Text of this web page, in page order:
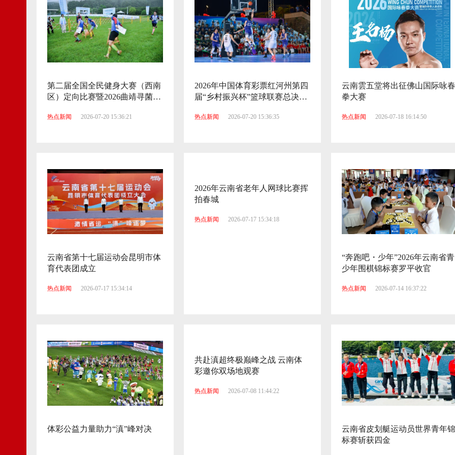
第二届全国全民健身大赛（西南
区）定向比赛暨2026曲靖寻菌之
热点新闻 2026-07-20 15:36:21
2026年中国体育彩票红河州第四
届“乡村振兴杯”篮球联赛总决赛
热点新闻 2026-07-20 15:36:35
云南雲五堂将出征佛山国际咏春
拳大赛
热点新闻 2026-07-18 16:14:50
云南省第十七届运动会昆明市体
育代表团成立
热点新闻 2026-07-17 15:34:14
2026年云南省老年人网球比赛挥
拍春城
热点新闻 2026-07-17 15:34:18
“奔跑吧・少年”2026年云南省青
少年围棋锦标赛罗平收官
热点新闻 2026-07-14 16:37:22
体彩公益力量助力“滇”峰对决
共赴滇超终极巅峰之战 云南体
彩邀你双场地观赛
热点新闻 2026-07-08 11:44:22
云南省皮划艇运动员世界青年锦
标赛斩获四金